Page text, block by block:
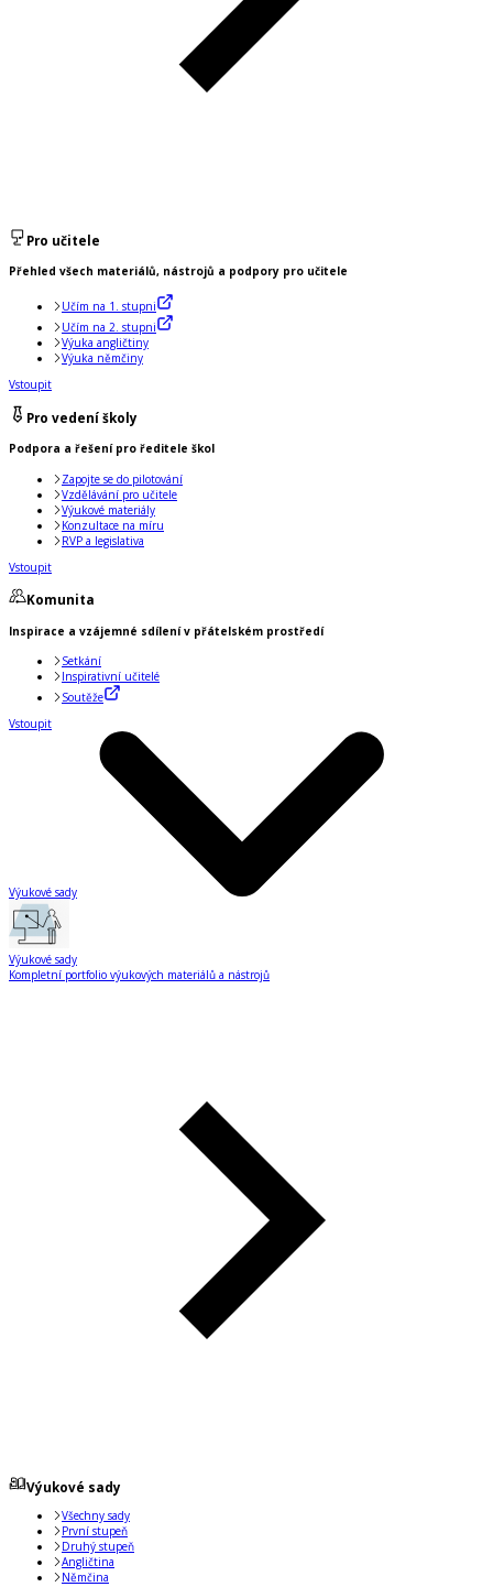
Pro učitele
Přehled všech materiálů, nástrojů a podpory pro učitele
Učím na 1. stupni
Učím na 2. stupni
Výuka angličtiny
Výuka němčiny
Vstoupit
Pro vedení školy
Podpora a řešení pro ředitele škol
Zapojte se do pilotování
Vzdělávání pro učitele
Výukové materiály
Konzultace na míru
RVP a legislativa
Vstoupit
Komunita
Inspirace a vzájemné sdílení v přátelském prostředí
Setkání
Inspirativní učitelé
Soutěže
Vstoupit
Výukové sady
Výukové sady
Kompletní portfolio výukových materiálů a nástrojů
Výukové sady
Všechny sady
První stupeň
Druhý stupeň
Angličtina
Němčina